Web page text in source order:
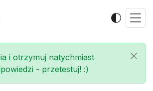
i otrzymuj natychmiast
- przetestuj! :)